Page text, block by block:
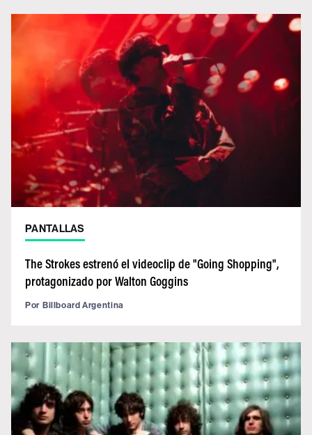
PANTALLAS
The Strokes estrenó el videoclip de "Going Shopping",
protagonizado por Walton Goggins
Por Billboard Argentina